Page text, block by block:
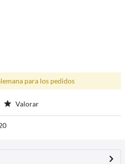
para los pedidos
Valorar